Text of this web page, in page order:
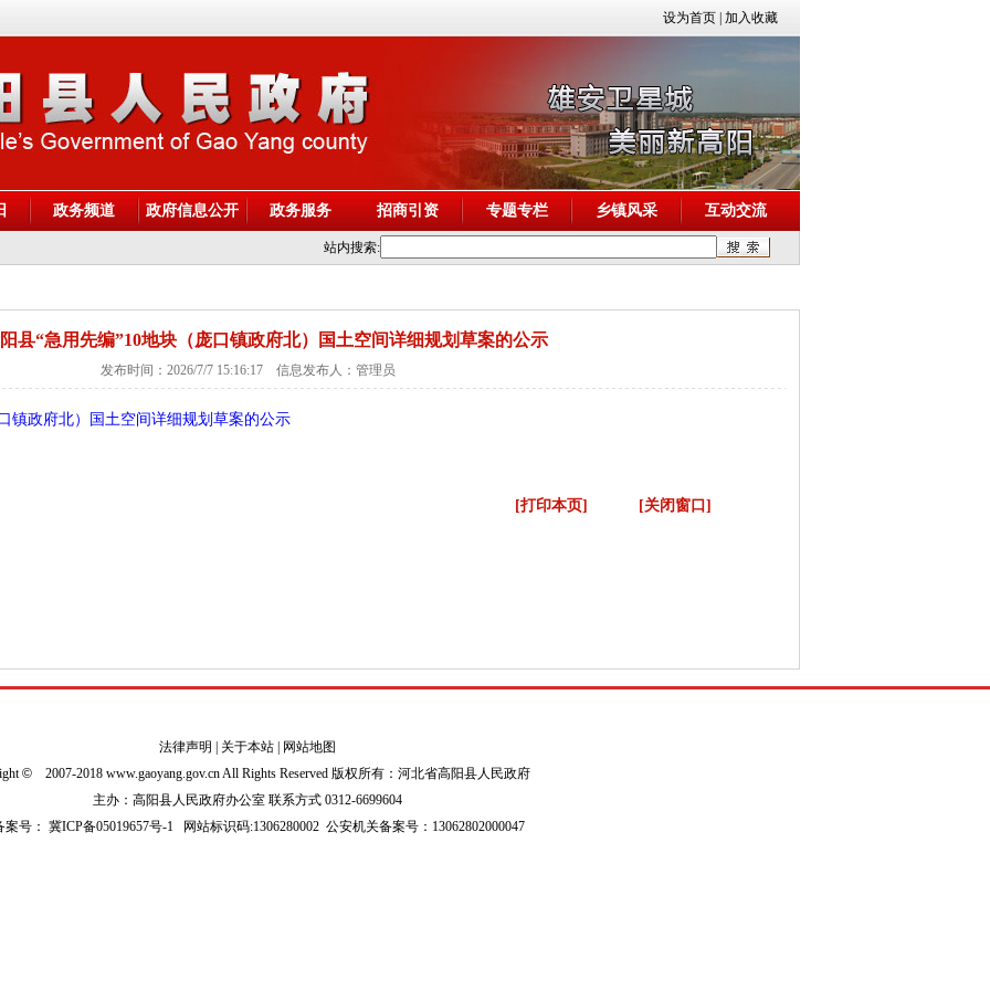
设为首页 加入收藏
政务频道 政府信息公开 政务服务 招商引资 专题专栏 乡镇风采 互动交流
站内搜索:
县“急用先编”10地块（庞口镇政府北）国土空间详细规划草案的公示
发布时间：2026/7/7 15:16:17 信息发布人：管理员
镇政府北）国土空间详细规划草案的公示
[打印本页] [关闭窗口]
法律声明 关于本站
网站地图
©2007-2018 www.gaoyang.gov.cn All Rights Reserved 版权所有：河北省高阳县人民政府
主办：高阳县人民政府办公室 联系方式 0312-6699604
案号： 冀ICP备05019657号-1网站标识码:1306280002 公安机关备案号：13062802000047